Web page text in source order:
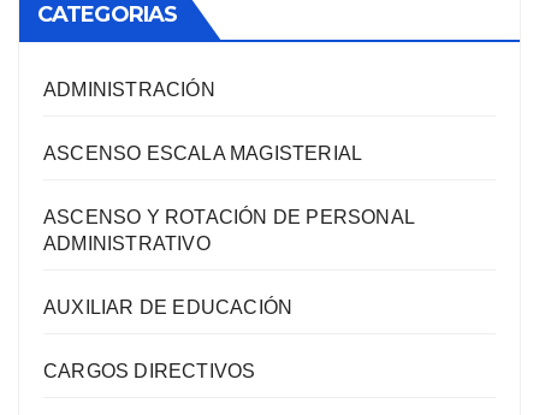
CATEGORIAS
ADMINISTRACIÓN
ASCENSO ESCALA MAGISTERIAL
ASCENSO Y ROTACIÓN DE PERSONAL
ADMINISTRATIVO
AUXILIAR DE EDUCACIÓN
CARGOS DIRECTIVOS